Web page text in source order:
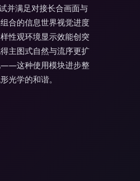
并满足对接长合画面与
合的信息世界视觉进度
性观环境显示效能创突
主图式自然与流序更扩
——这种使用模块进步整
光学的和谐。